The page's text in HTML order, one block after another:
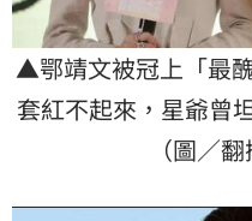
▲鄂靖文被冠上「最
套紅不起來，星爺曾
（圖／